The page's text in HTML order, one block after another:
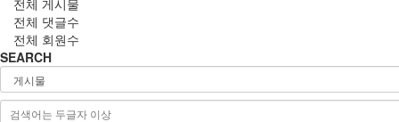
전체 게시물
전체 댓글수
전체 회원수
SEARCH